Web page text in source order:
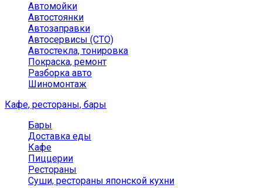
Автомойки
Автостоянки
Автозаправки
Автосервисы (СТО)
Автостекла, тонировка
Покраска, ремонт
Разборка авто
Шиномонтаж
Кафе, рестораны, бары
Бары
Доставка еды
Кафе
Пиццерии
Рестораны
Суши, рестораны японской кухни